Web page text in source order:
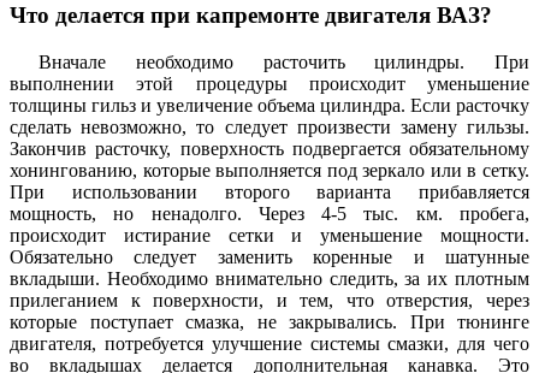
Что делается при капремонте двигателя ВАЗ?
Вначале необходимо расточить цилиндры. При
выполнении этой процедуры происходит уменьшение
толщины гильз и увеличение объема цилиндра. Если расточку
сделать невозможно, то следует произвести замену гильзы.
Закончив расточку, поверхность подвергается обязательному
хонингованию, которые выполняется под зеркало или в сетку.
При использовании второго варианта прибавляется
мощность, но ненадолго. Через 4-5 тыс. км. пробега,
происходит истирание сетки и уменьшение мощности.
Обязательно следует заменить коренные и шатунные
вкладыши. Необходимо внимательно следить, за их плотным
прилеганием к поверхности, и тем, что отверстия, через
которые поступает смазка, не закрывались. При тюнинге
двигателя, потребуется улучшение системы смазки, для чего
во вкладышах делается дополнительная канавка. Это